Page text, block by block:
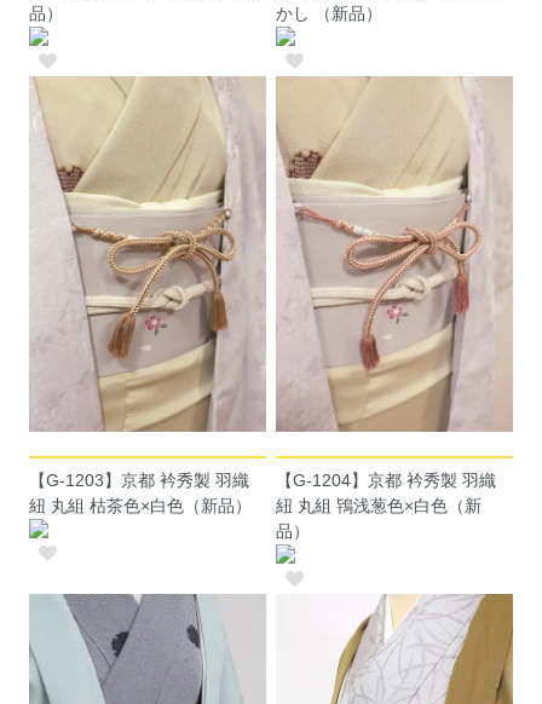
品）
かし （新品）
【G-1203】京都 衿秀製 羽織
紐 丸組 枯茶色×白色（新品）
【G-1204】京都 衿秀製 羽織
紐 丸組 鴇浅葱色×白色（新
品）